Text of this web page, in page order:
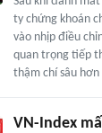
ty chứng khoán
vào nhịp điều
quan trọng tiếp
thậm chí sâu
VN-Index